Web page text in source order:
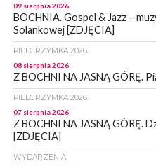
09 sierpnia 2026
BOCHNIA. Gospel & Jazz –
Solankowej [ZDJĘCIA]
PIELGRZYMKA 2026
08 sierpnia 2026
Z BOCHNI NA JASNĄ GÓRĘ.
PIELGRZYMKA 2026
07 sierpnia 2026
Z BOCHNI NA JASNĄ GÓRĘ.
[ZDJĘCIA]
WYDARZENIA